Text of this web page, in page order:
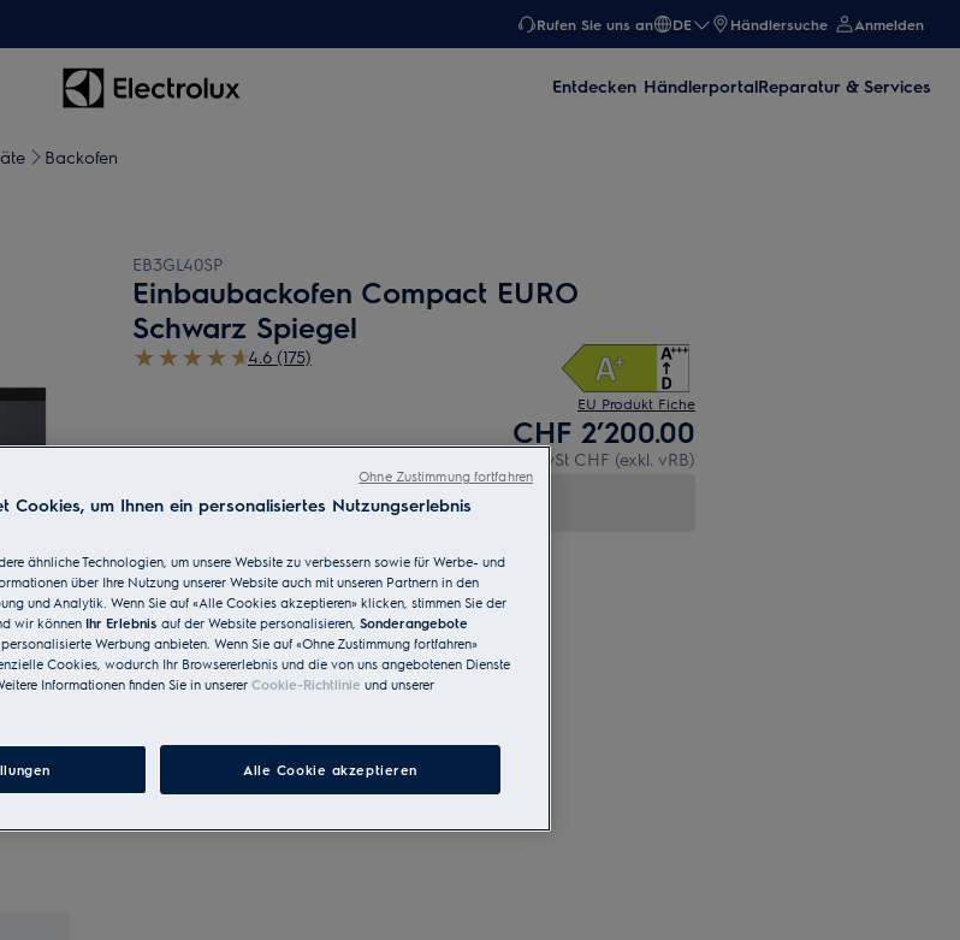
Rufen Sie uns an DE Händlersuche Anmelden
Entdecken HändlerportalReparatur & Services
Backofen
EB3GL40SP
Einbaubackofen Compact EURO
Schwarz Spiegel
4.6 (175)
EU Produkt Fiche
CHF 2’200.00
UVP inkl. MwSt CHF (exkl. vRB)
Cookies, um Ihnen ein personalisiertes Nutzungserlebnis
ähnliche Technologien, um unsere Website zu verbessern sowie für Werbe- und
über Ihre Nutzung unserer Website auch mit unseren Partnern in den
und Analytik. Wenn Sie auf «Alle Cookies akzeptieren» klicken, stimmen Sie der
wir können Ihr Erlebnis auf der Website personalisieren, Sonderangebote
Werbung anbieten. Wenn Sie auf «Ohne Zustimmung fortfahren»
Cookies, wodurch Ihr Browsererlebnis und die von uns angebotenen Dienste
Informationen finden Sie in unserer Cookie-Richtlinie und unserer
Alle Cookie akzeptieren
Ohne Zustimmung fortfahren